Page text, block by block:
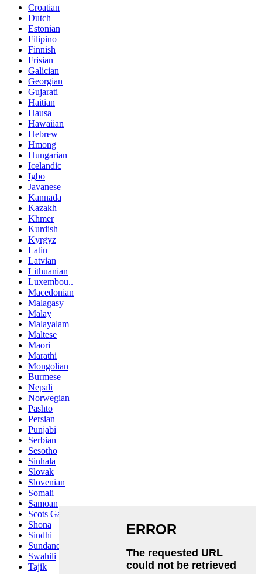
Croatian
Dutch
Estonian
Filipino
Finnish
Frisian
Galician
Georgian
Gujarati
Haitian
Hausa
Hawaiian
Hebrew
Hmong
Hungarian
Icelandic
Igbo
Javanese
Kannada
Kazakh
Khmer
Kurdish
Kyrgyz
Latin
Latvian
Lithuanian
Luxembou..
Macedonian
Malagasy
Malay
Malayalam
Maltese
Maori
Marathi
Mongolian
Burmese
Nepali
Norwegian
Pashto
Persian
Punjabi
Serbian
Sesotho
Sinhala
Slovak
Slovenian
Somali
Samoan
Scots Gaelic
Shona
Sindhi
Sundanese
Swahili
Tajik